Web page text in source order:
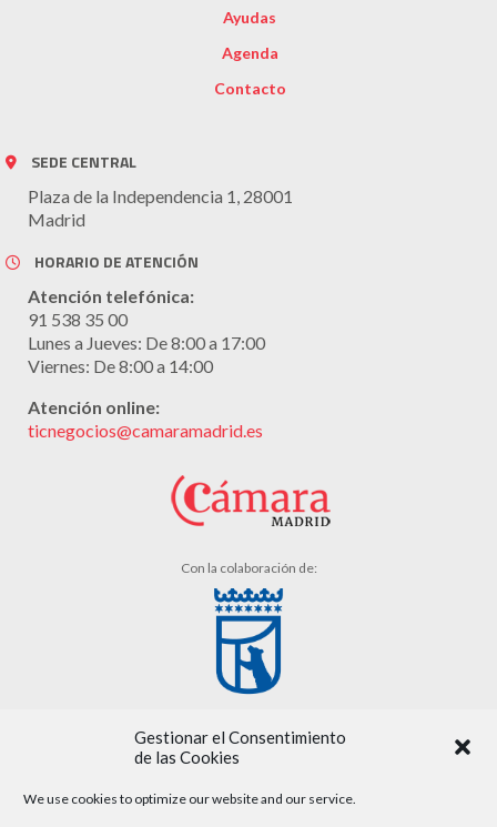
Gestionar el Consentimiento
de las Cookies
We use cookies to optimize our website and our service.
Ayudas
Agenda
Contacto
SEDE CENTRAL
Plaza de la Independencia 1, 28001
Madrid
HORARIO DE ATENCIÓN
Atención telefónica:
91 538 35 00
Lunes a Jueves: De 8:00 a 17:00
Viernes: De 8:00 a 14:00
Atención online:
ticnegocios@camaramadrid.es
Con la colaboración de: